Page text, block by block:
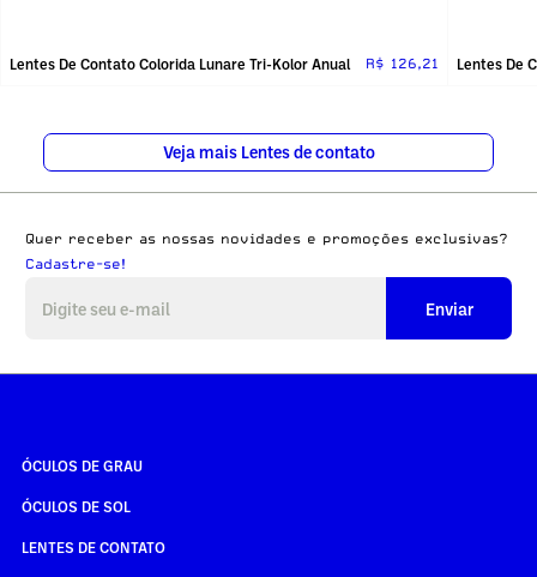
Lentes De Contato Colorida Lunare Tri-Kolor Anual R$ 126,21 Lentes De
Veja mais Lentes de contato
Quer receber as nossas novidades e promoções exclusivas?
Cadastre-se!
Enviar
ÓCULOS DE GRAU
ÓCULOS DE SOL
LENTES DE CONTATO